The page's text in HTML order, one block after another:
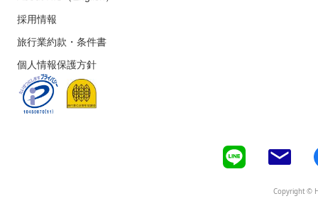
採用情報
旅行業約款・条件書
個人情報保護方針
Copyright ©